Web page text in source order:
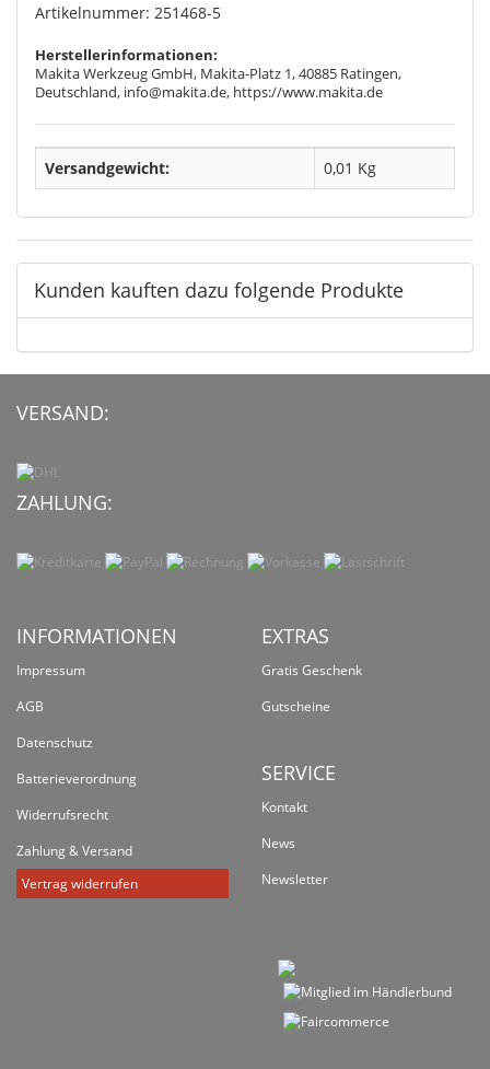
Artikelnummer: 251468-5
Herstellerinformationen:
Makita Werkzeug GmbH, Makita-Platz 1, 40885 Ratingen,
Deutschland, info@makita.de, https://www.makita.de
Versandgewicht: 0,01 Kg
Kunden kauften dazu folgende Produkte
VERSAND:
ZAHLUNG:
INFORMATIONEN
Impressum
AGB
Datenschutz
Batterieverordnung
Widerrufsrecht
Zahlung & Versand
Vertrag widerrufen
EXTRAS
Gratis Geschenk
Gutscheine
SERVICE
Kontakt
News
Newsletter